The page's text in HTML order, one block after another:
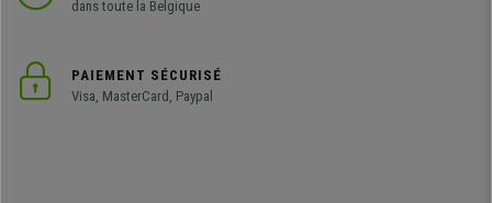
dans toute la Belgique
PAIEMENT SÉCURISÉ
Visa, MasterCard, Paypal